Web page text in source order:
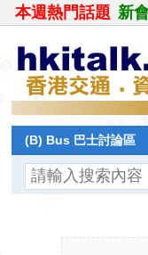
本週熱門話題 新
(B) Bus 巴士討論區